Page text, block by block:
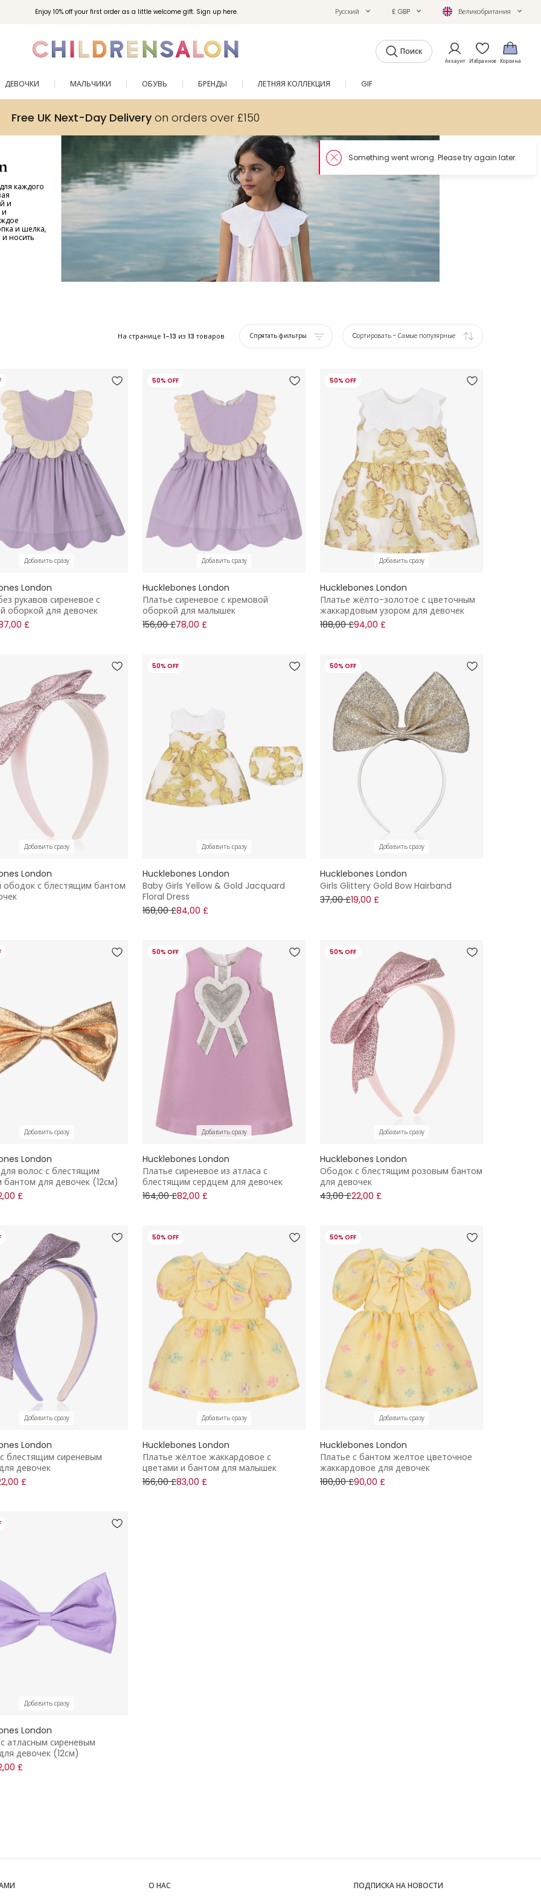
Enjoy 10% off your first order as a little welcome gift. Sign up here. Русский £ GBP Великобритания
Поиск
Аккаунт Избранное Корзина
ДЕВОЧКИ МАЛЬЧИКИ ОБУВЬ БРЕНДЫ ЛЕТНЯЯ КОЛЛЕКЦИЯ GIFTS
Free UK Next-Day Deliveryon orders over £150
каждого
и
и
и шелка,
носить
На странице 1-13 из 13 товаров Спрятать фильтры Cортировать - Самые популярные
Добавить сразу
London
рукавов сиреневое с
оборкой для девочек
£
50% OFF
Добавить сразу
Hucklebones London
Платье сиреневое с кремовой
оборкой для малышек
156,00 £78,00 £
50% OFF
Добавить сразу
Hucklebones London
Платье жёлто-золотое с цветочным
жаккардовым узором для девочек
188,00 £94,00 £
Добавить сразу
London
ободок с блестящим бантом
50% OFF
Добавить сразу
Hucklebones London
Baby Girls Yellow & Gold Jacquard
Floral Dress
168,00 £84,00 £
50% OFF
Добавить сразу
Hucklebones London
Girls Glittery Gold Bow Hairband
37,00 £19,00 £
Добавить сразу
London
волос с блестящим
бантом для девочек (12см)
£
50% OFF
Добавить сразу
Hucklebones London
Платье сиреневое из атласа с
блестящим сердцем для девочек
164,00 £82,00 £
50% OFF
Добавить сразу
Hucklebones London
Ободок с блестящим розовым бантом
для девочек
43,00 £22,00 £
Добавить сразу
London
блестящим сиреневым
девочек
£
50% OFF
Добавить сразу
Hucklebones London
Платье жёлтое жаккардовое с
цветами и бантом для малышек
166,00 £83,00 £
50% OFF
Добавить сразу
Hucklebones London
Платье с бантом желтое цветочное
жаккардовое для девочек
180,00 £90,00 £
Добавить сразу
London
атласным сиреневым
девочек (12см)
£
О НАС ПОДПИСКА НА НОВОСТИ